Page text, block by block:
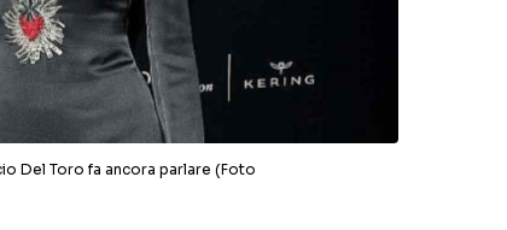
Del Toro fa ancora parlare (Foto